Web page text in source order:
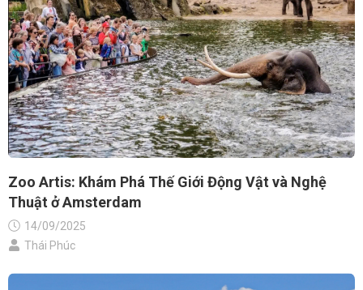
Zoo Artis: Khám Phá Thế Giới Động Vật và Nghệ
Thuật ở Amsterdam
14/09/2025
Thái Phúc